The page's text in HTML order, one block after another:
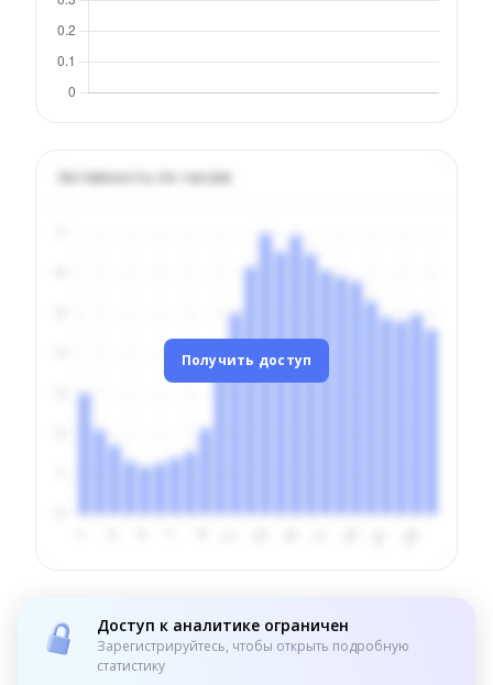
Активность по часам
Получить доступ
Доступ к аналитике ограничен
Зарегистрируйтесь, чтобы открыть подробную
статистику